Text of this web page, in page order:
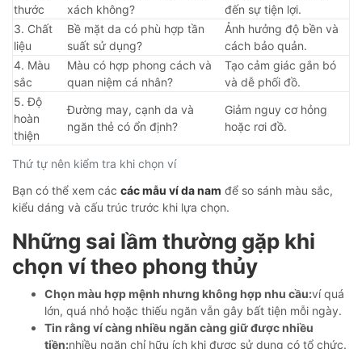
Thứ tự nên kiểm tra khi chọn ví
thước
xách không?
đến sự tiện lợi.
3. Chất
liệu
Bề mặt da có phù hợp tần
suất sử dụng?
Ảnh hưởng độ bền và
cách bảo quản.
4. Màu
sắc
Màu có hợp phong cách và
quan niệm cá nhân?
Tạo cảm giác gắn bó
và dễ phối đồ.
5. Độ
hoàn
thiện
Đường may, cạnh da và
ngăn thẻ có ổn định?
Giảm nguy cơ hỏng
hoặc rơi đồ.
Bạn có thể xem các các mẫu ví da nam để so sánh màu sắc,
kiểu dáng và cấu trúc trước khi lựa chọn.
Những sai lầm thường gặp khi
chọn ví theo phong thủy
Chọn màu hợp mệnh nhưng không hợp nhu cầu:ví quá
lớn, quá nhỏ hoặc thiếu ngăn vẫn gây bất tiện mỗi ngày.
Tin rằng ví càng nhiều ngăn càng giữ được nhiều
tiền:nhiều ngăn chỉ hữu ích khi được sử dụng có tổ chức.